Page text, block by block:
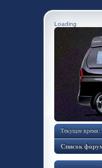
Loading
Текущее время:
Список